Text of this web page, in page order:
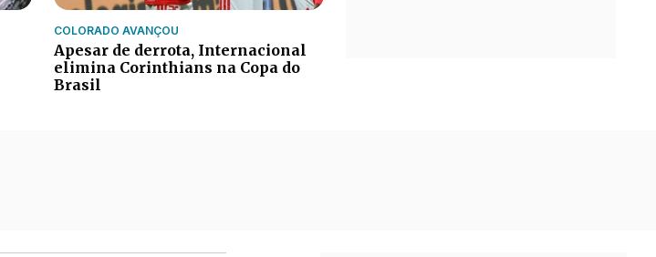
COLORADO AVANÇOU
Apesar de derrota, Internacional
elimina Corinthians na Copa do
Brasil